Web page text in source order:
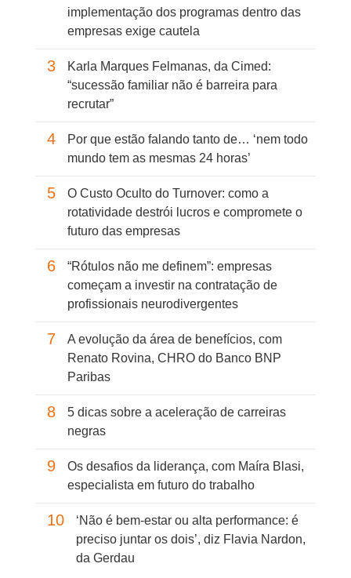
implementação dos programas dentro das
empresas exige cautela
3
Karla Marques Felmanas, da Cimed:
“sucessão familiar não é barreira para
recrutar”
4
Por que estão falando tanto de… ‘nem todo
mundo tem as mesmas 24 horas’
5
O Custo Oculto do Turnover: como a
rotatividade destrói lucros e compromete o
futuro das empresas
6
“Rótulos não me definem”: empresas
começam a investir na contratação de
profissionais neurodivergentes
7
A evolução da área de benefícios, com
Renato Rovina, CHRO do Banco BNP
Paribas
8
5 dicas sobre a aceleração de carreiras
negras
9
Os desafios da liderança, com Maíra Blasi,
especialista em futuro do trabalho
10
‘Não é bem-estar ou alta performance: é
preciso juntar os dois’, diz Flavia Nardon,
da Gerdau